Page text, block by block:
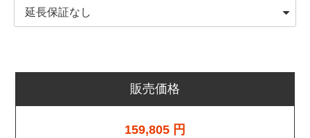
販売価格
159,805 円